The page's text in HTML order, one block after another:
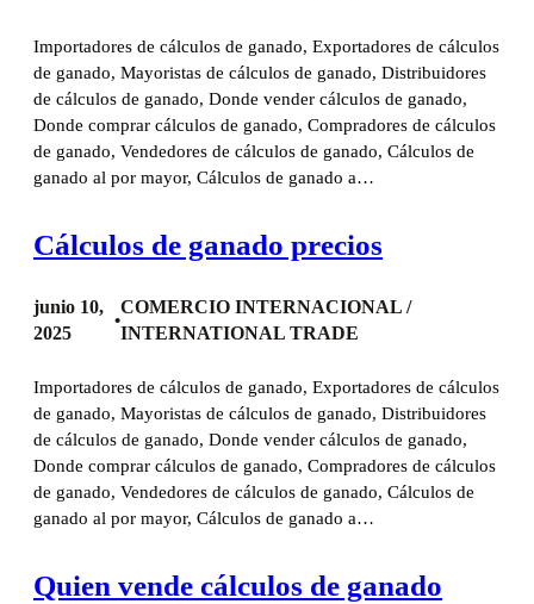
Importadores de cálculos de ganado, Exportadores de cálculos
de ganado, Mayoristas de cálculos de ganado, Distribuidores
de cálculos de ganado, Donde vender cálculos de ganado,
Donde comprar cálculos de ganado, Compradores de cálculos
de ganado, Vendedores de cálculos de ganado, Cálculos de
ganado al por mayor, Cálculos de ganado a…
Cálculos de ganado precios
junio 10,
2025
•
COMERCIO INTERNACIONAL /
INTERNATIONAL TRADE
Importadores de cálculos de ganado, Exportadores de cálculos
de ganado, Mayoristas de cálculos de ganado, Distribuidores
de cálculos de ganado, Donde vender cálculos de ganado,
Donde comprar cálculos de ganado, Compradores de cálculos
de ganado, Vendedores de cálculos de ganado, Cálculos de
ganado al por mayor, Cálculos de ganado a…
Quien vende cálculos de ganado